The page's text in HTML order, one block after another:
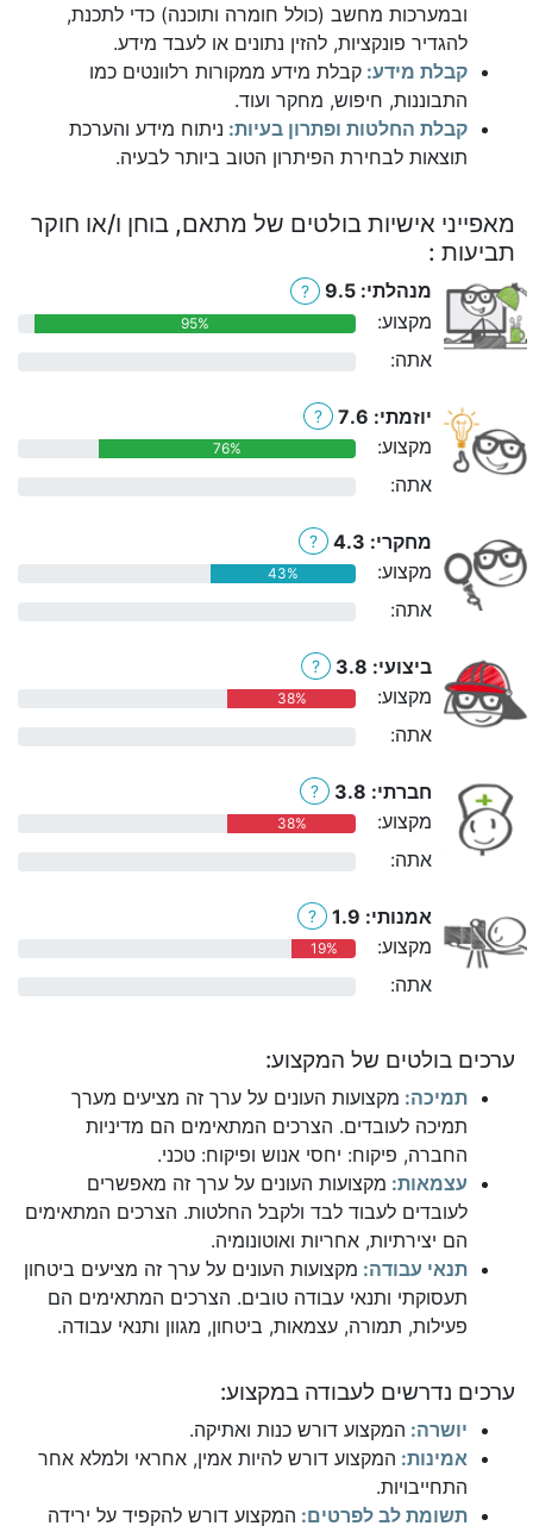
ובמערכות מחשב (כולל חומרה ותוכנה) כדי לתכנת,
להגדיר פונקציות, להזין נתונים או לעבד מידע.
קבלת מידע: קבלת מידע ממקורות רלוונטים כמו
התבוננות, חיפוש, מחקר ועוד.
קבלת החלטות ופתרון בעיות: ניתוח מידע והערכת
תוצאות לבחירת הפיתרון הטוב ביותר לבעיה.
מאפייני אישיות בולטים של מתאם, בוחן ו/או חוקר
תביעות :
מנהלתי: 9.5 ?
מקצוע: 95%
אתה:
יוזמתי: 7.6 ?
מקצוע: 76%
אתה:
מחקרי: 4.3 ?
מקצוע: 43%
אתה:
ביצועי: 3.8 ?
מקצוע: 38%
אתה:
חברתי: 3.8 ?
מקצוע: 38%
אתה:
אמנותי: 1.9 ?
מקצוע: 19%
אתה:
ערכים בולטים של המקצוע:
תמיכה: מקצועות העונים על ערך זה מציעים מערך
תמיכה לעובדים. הצרכים המתאימים הם מדיניות
החברה, פיקוח: יחסי אנוש ופיקוח: טכני.
עצמאות: מקצועות העונים על ערך זה מאפשרים
לעובדים לעבוד לבד ולקבל החלטות. הצרכים המתאימים
הם יצירתיות, אחריות ואוטונומיה.
תנאי עבודה: מקצועות העונים על ערך זה מציעים ביטחון
תעסוקתי ותנאי עבודה טובים. הצרכים המתאימים הם
פעילות, תמורה, עצמאות, ביטחון, מגוון ותנאי עבודה.
ערכים נדרשים לעבודה במקצוע:
יושרה: המקצוע דורש כנות ואתיקה.
אמינות: המקצוע דורש להיות אמין, אחראי ולמלא אחר
התחייבויות.
תשומת לב לפרטים: המקצוע דורש להקפיד על ירידה